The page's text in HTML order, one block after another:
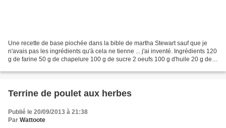
Une recette de base piochée dans la bible de martha Stewart sauf que je
n'avais pas les ingrédients qu'à cela ne tienne ... j'ai inventé. Ingrédients 120
g de farine 50 g de chapelure 100 g de sucre 2 oeufs 100 g d'huile 20 g de
Terrine de poulet aux herbes
Publié le 20/09/2013 à 21:38
Par Wattoote